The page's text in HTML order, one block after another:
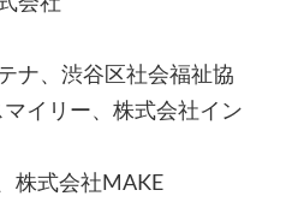
ナ、渋谷区社会福祉協
イリー、株式会社イン
株式会社MAKE